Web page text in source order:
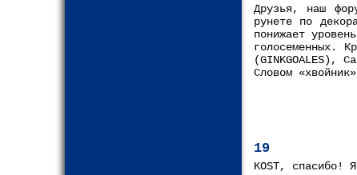
Друзья, наш
рунете по
понижает
голосеменных.
(GINKGOALES),
Словом
19
KOST, спасибо!